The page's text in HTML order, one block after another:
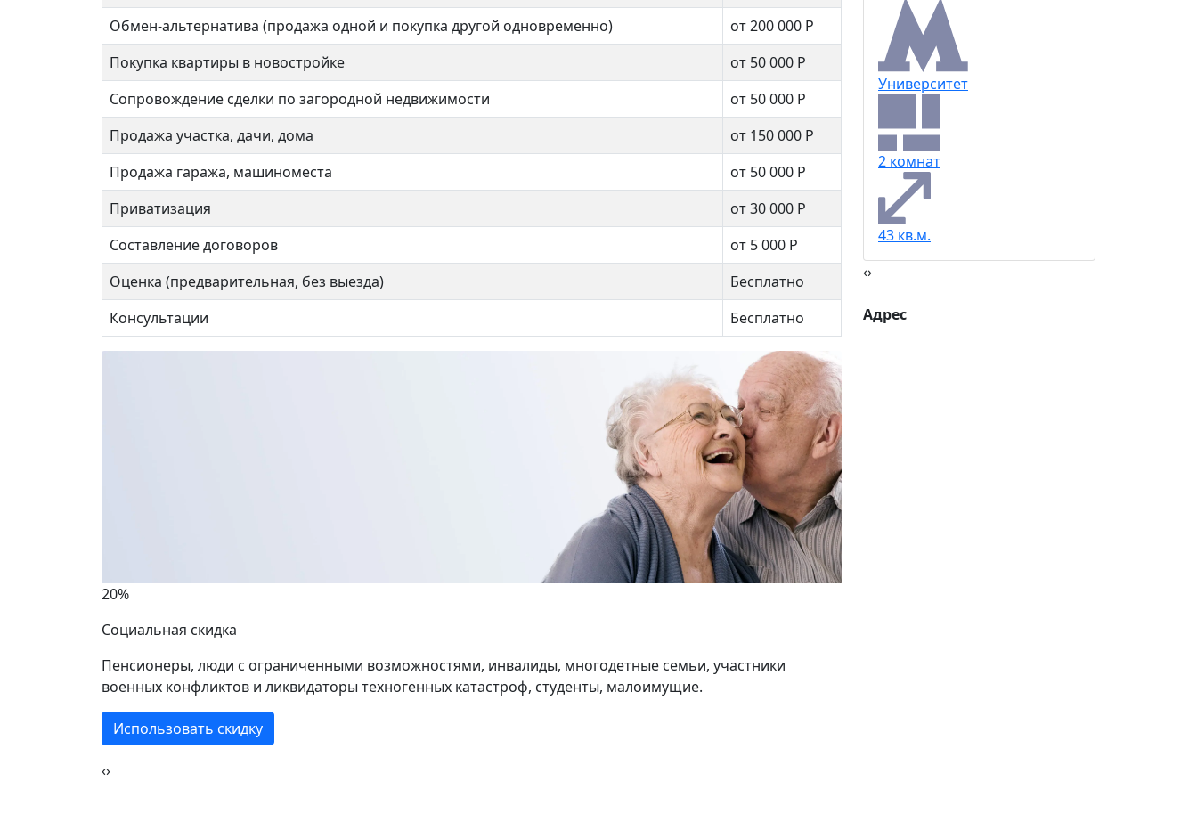
Обмен-альтернатива (продажа одной и покупка другой одновременно)
от 200 000 Р
Покупка квартиры в новостройке
от 50 000 Р
Сопровождение сделки по загородной недвижимости
от 50 000 Р
Продажа участка, дачи, дома
от 150 000 Р
Продажа гаража, машиноместа
от 50 000 Р
Приватизация
от 30 000 Р
Составление договоров
от 5 000 Р
Оценка (предварительная, без выезда)
Бесплатно
Консультации
Бесплатно
20%
Социальная скидка
Пенсионеры, люди с ограниченными возможностями, инвалиды, многодетные семьи, участники
военных конфликтов и ликвидаторы техногенных катастроф, студенты, малоимущие.
Использовать скидку
‹›
39 кв.м.
Университет
2 комнат
43 кв.м.
‹›
Адрес